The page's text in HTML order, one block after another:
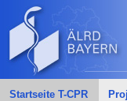
Startseite T-CPR